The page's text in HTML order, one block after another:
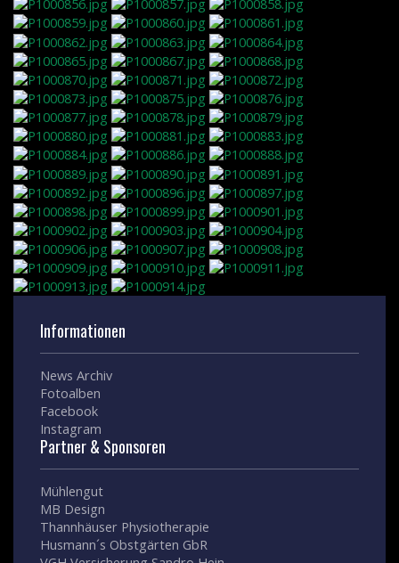
Informationen
News Archiv
Fotoalben
Facebook
Instagram
Partner & Sponsoren
Mühlengut
MB Design
Thannhäuser Physiotherapie
Husmann´s Obstgärten GbR